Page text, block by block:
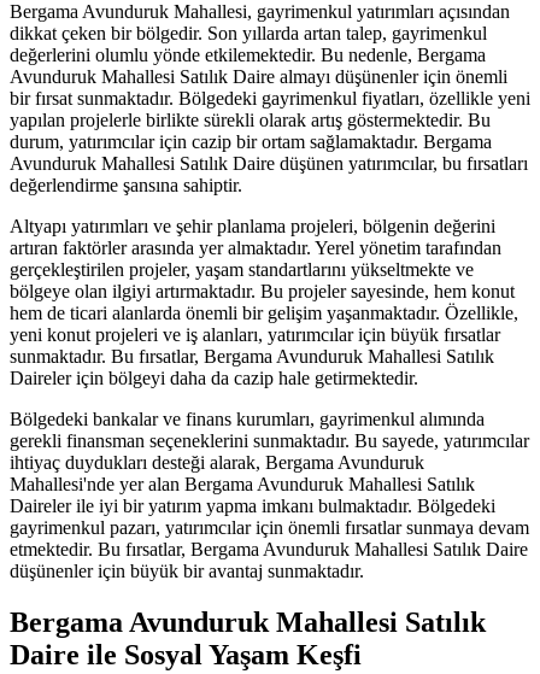
Bergama Avunduruk Mahallesi, gayrimenkul yatırımları açısından
dikkat çeken bir bölgedir. Son yıllarda artan talep, gayrimenkul
değerlerini olumlu yönde etkilemektedir. Bu nedenle, Bergama
Avunduruk Mahallesi Satılık Daire almayı düşünenler için önemli
bir fırsat sunmaktadır. Bölgedeki gayrimenkul fiyatları, özellikle yeni
yapılan projelerle birlikte sürekli olarak artış göstermektedir. Bu
durum, yatırımcılar için cazip bir ortam sağlamaktadır. Bergama
Avunduruk Mahallesi Satılık Daire düşünen yatırımcılar, bu fırsatları
değerlendirme şansına sahiptir.
Altyapı yatırımları ve şehir planlama projeleri, bölgenin değerini
artıran faktörler arasında yer almaktadır. Yerel yönetim tarafından
gerçekleştirilen projeler, yaşam standartlarını yükseltmekte ve
bölgeye olan ilgiyi artırmaktadır. Bu projeler sayesinde, hem konut
hem de ticari alanlarda önemli bir gelişim yaşanmaktadır. Özellikle,
yeni konut projeleri ve iş alanları, yatırımcılar için büyük fırsatlar
sunmaktadır. Bu fırsatlar, Bergama Avunduruk Mahallesi Satılık
Daireler için bölgeyi daha da cazip hale getirmektedir.
Bölgedeki bankalar ve finans kurumları, gayrimenkul alımında
gerekli finansman seçeneklerini sunmaktadır. Bu sayede, yatırımcılar
ihtiyaç duydukları desteği alarak, Bergama Avunduruk
Mahallesi'nde yer alan Bergama Avunduruk Mahallesi Satılık
Daireler ile iyi bir yatırım yapma imkanı bulmaktadır. Bölgedeki
gayrimenkul pazarı, yatırımcılar için önemli fırsatlar sunmaya devam
etmektedir. Bu fırsatlar, Bergama Avunduruk Mahallesi Satılık Daire
düşünenler için büyük bir avantaj sunmaktadır.
Bergama Avunduruk Mahallesi Satılık
Daire ile Sosyal Yaşam Keşfi